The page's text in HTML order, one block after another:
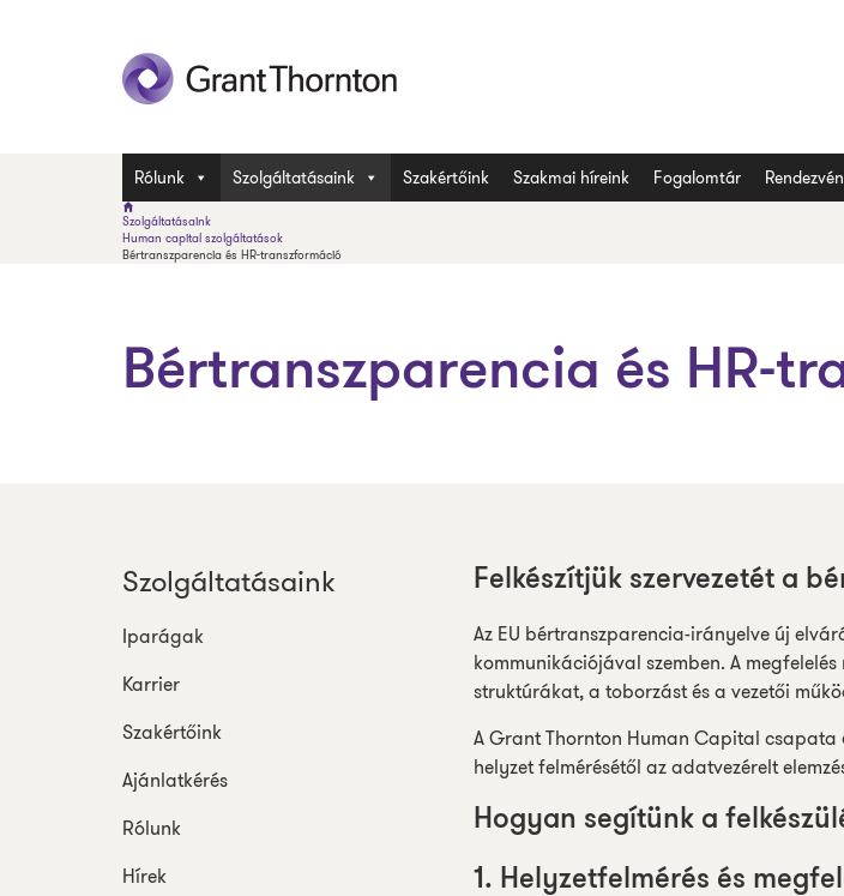
Rólunk Szolgáltatásaink Szakértőink Szakmai híreink Fogalomtár
Szolgáltatásaink
Human capital szolgáltatások
Bértranszparencia és HR-transzformáció
Bértranszparencia és HR-
Szolgáltatásaink
Iparágak
Karrier
Szakértőink
Ajánlatkérés
Rólunk
Hírek
Felkészítjük szervezetét a
Az EU bértranszparencia-irányelve új
kommunikációjával szemben. A
struktúrákat, a toborzást és a vezetői
A Grant Thornton Human Capital csapata
helyzet felmérésétől az adatvezérelt
Hogyan segítünk a
1. Helyzetfelmérés és